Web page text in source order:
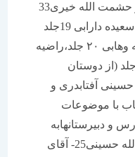
عسگری۲۰ جلد · مهندس خیری و حشمت الله خیری33
جلد ۰خانم قیصری 26 جلد و خانم سعیده دارابی 19جلد
(از دوستان آقای آزادی) ۰معصومه وهابی ۲۰ جلد،راضیه
جلالی ۱۵جلد (از دوستان
آفتابدری و
کتاب با موضوعات
شرح زیر: خانم نصیری30جلد – یدالله حسینی25- آقای